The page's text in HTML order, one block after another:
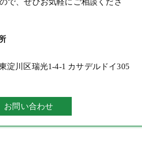
で、ぜひお気軽にご相談くださ
淀川区瑞光1-4-1 カサデルドイ305
お問い合わせ